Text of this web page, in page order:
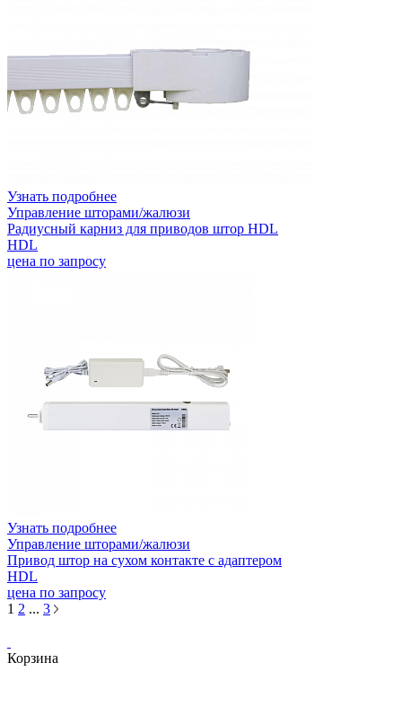
Узнать подробнее
Управление шторами/жалюзи
Радиусный карниз для приводов штор HDL
HDL
цена по запросу
Узнать подробнее
Управление шторами/жалюзи
Привод штор на сухом контакте с адаптером
HDL
цена по запросу
1 2 ... 3
Корзина